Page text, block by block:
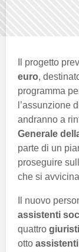
Il progetto
euro,
programma
l’assunzione
andranno a
Generale
parte di un
proseguire
che si
Il nuovo
assistenti
quattro giuristi
otto